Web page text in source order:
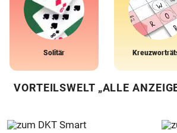
Solitär
VORTEILSWELT „ALLE